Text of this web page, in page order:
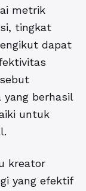
metrik
tingkat
dapat
berhasil
untuk
kreator
yang efektif